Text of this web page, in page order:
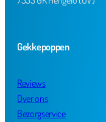
Gekkepoppen
Reviews
Over ons
Bezorgservice